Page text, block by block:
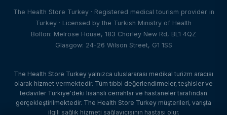
The Health Store Turkey · Registered medical tourism provider in
Turkey · Licensed by the Turkish Ministry of Health
Bolton: Melrose House, 183 Chorley New Rd, BL1 4QZ
Glasgow: 24-26 Wilson Street, G1 1SS
The Health Store Turkey yalnızca uluslararası medikal turizm aracısı
olarak hizmet vermektedir. Tüm tıbbi değerlendirmeler, teşhisler ve
tedaviler Türkiye'deki lisanslı cerrahlar ve hastaneler tarafından
gerçekleştirilmektedir. The Health Store Turkey müşterileri, varışta
ilgili sağlık hizmeti sağlayıcısının hastası olur.